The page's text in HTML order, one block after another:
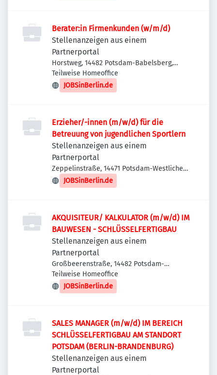
Berater:in Firmenkunden (w/m/d)
Stellenanzeigen aus einem
Partnerportal
Horstweg, 14482 Potsdam-Babelsberg,
Deutschland
Teilweise Homeoffice
JOBSinBerlin.de
Erzieher/-innen (m/w/d) für die
Betreuung von jugendlichen Sportlern
Stellenanzeigen aus einem
Partnerportal
Zeppelinstraße, 14471 Potsdam-Westliche
Vorstadt, Deutschland
JOBSinBerlin.de
AKQUISITEUR/ KALKULATOR (m/w/d) IM
BAUWESEN - SCHLÜSSELFERTIGBAU
Stellenanzeigen aus einem
Partnerportal
Großbeerenstraße, 14482 Potsdam-
Babelsberg, Deutschland
Teilweise Homeoffice
JOBSinBerlin.de
SALES MANAGER (m/w/d) IM BEREICH
SCHLÜSSELFERTIGBAU AM STANDORT
POTSDAM (BERLIN-BRANDENBURG)
Stellenanzeigen aus einem
Partnerportal